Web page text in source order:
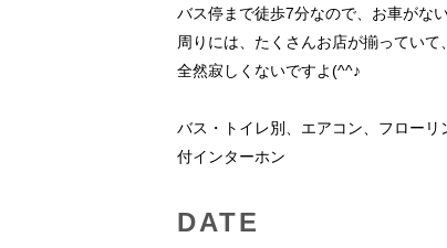
バス停まで徒歩7分なので、お車がな
周りには、たくさんお店が揃ってい
全然寂しくないですよ(^^♪
バス・トイレ別、エアコン、フロー
付インターホン
DATE